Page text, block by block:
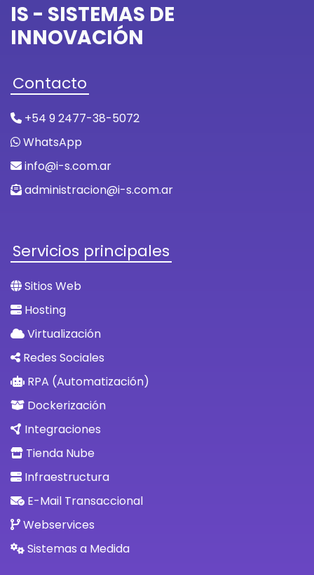
IS - SISTEMAS DE
INNOVACIÓN
Contacto
+54 9 2477-38-5072
WhatsApp
info@i-s.com.ar
administracion@i-s.com.ar
Servicios principales
Sitios Web
Hosting
Virtualización
Redes Sociales
RPA (Automatización)
Dockerización
Integraciones
Tienda Nube
Infraestructura
E-Mail Transaccional
Webservices
Sistemas a Medida